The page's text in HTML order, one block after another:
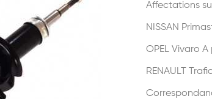
Affectations
NISSAN
OPEL Vivaro
RENAULT